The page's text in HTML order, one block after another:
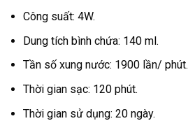
Công suất: 4W.
Dung tích bình chứa: 140 ml.
Tần số xung nước: 1900 lần/ phút.
Thời gian sạc: 120 phút.
Thời gian sử dụng: 20 ngày.